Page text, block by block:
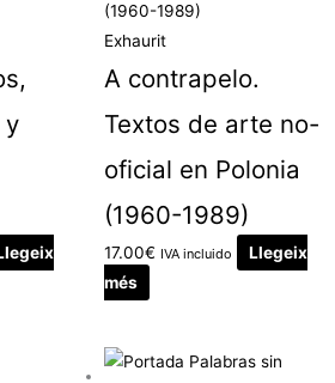
y
Exhaurit
A contrapelo.
Textos de arte no-
oficial en Polonia
(1960-1989)
17.00€ IVA incluido
Llegeix
més